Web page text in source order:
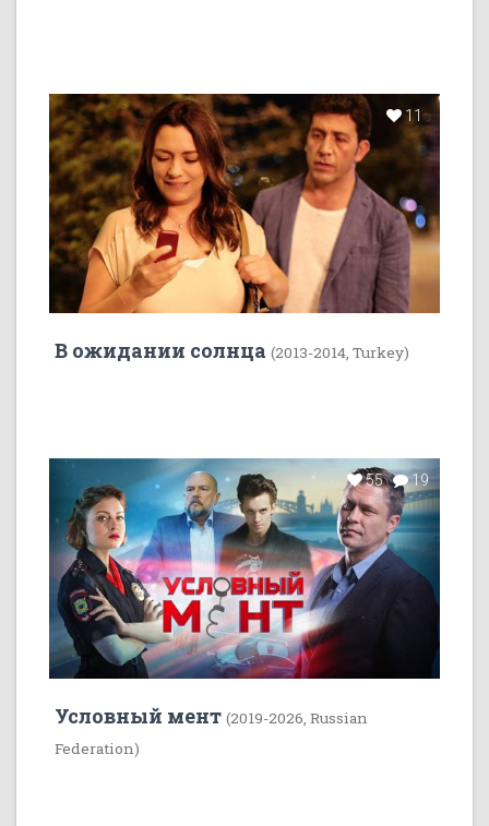
11
В ожидании солнца (2013-2014, Turkey)
55 19
Условный мент (2019-2026, Russian
Federation)